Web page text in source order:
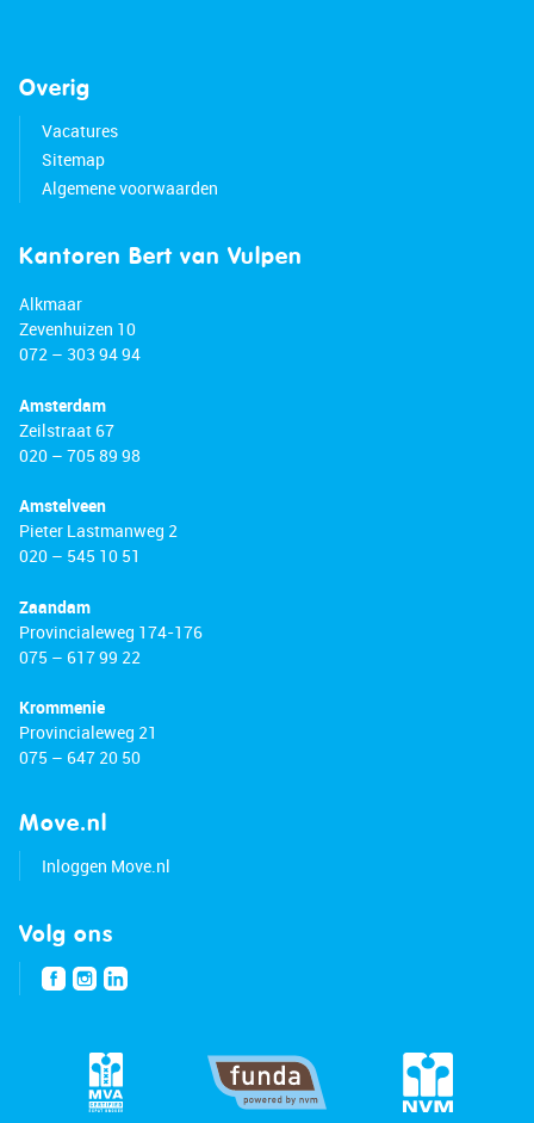
Overig
Vacatures
Sitemap
Algemene voorwaarden
Kantoren Bert van Vulpen
Alkmaar
Zevenhuizen 10
072 – 303 94 94
Amsterdam
Zeilstraat 67
020 – 705 89 98
Amstelveen
Pieter Lastmanweg 2
020 – 545 10 51
Zaandam
Provincialeweg 174-176
075 – 617 99 22
Krommenie
Provincialeweg 21
075 – 647 20 50
Move.nl
Inloggen Move.nl
Volg ons